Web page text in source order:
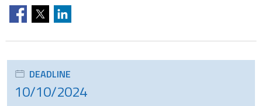
DEADLINE
10/10/2024